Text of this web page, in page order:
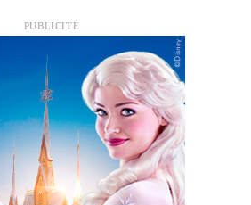
PUBLICITÉ